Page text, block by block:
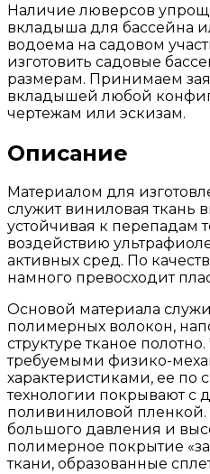
Наличие люверсов
вкладыша для бассейна
водоема на садовом
изготовить садовые
размерам. Принимаем
вкладышей любой
чертежам или эскизам.
Описание
Материалом для
служит виниловая ткань
устойчивая к перепадам
воздействию
активных сред. По
намного превосходит
Основой материала
полимерных волокон,
структуре тканое
требуемыми физико-
характеристиками, ее по
технологии покрывают с
поливиниловой
большого давления и
полимерное покрытие
ткани, образованные